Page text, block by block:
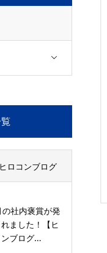
ヒロコンブログ
の社内褒賞が発
ました！【ヒ
ブログ...